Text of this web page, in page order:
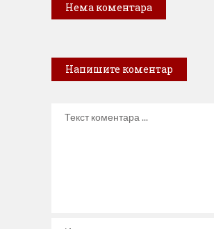
Нема коментара
Напишите коментар